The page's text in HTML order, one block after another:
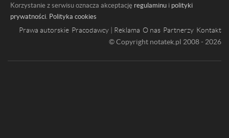
Korzystanie z serwisu oznacza akceptację regulaminu i polityki
prywatności. Polityka cookies
Prawa autorskie Pracodawcy | Reklama O nas Partnerzy Kontakt
© Copyright notatek.pl 2008 - 2026